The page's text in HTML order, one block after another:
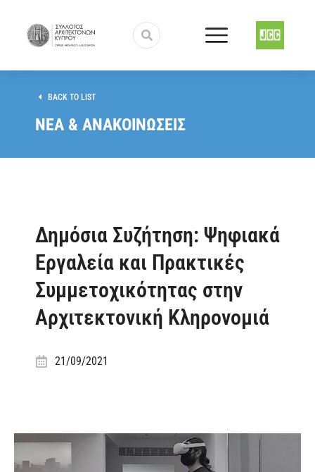
BACK TO LIST
ΝΕΑ & ΑΝΑΚΟΙΝΩΣΕΙΣ
Δημόσια Συζήτηση: Ψηφιακά
Εργαλεία και Πρακτικές
Συμμετοχικότητας στην
Αρχιτεκτονική Κληρονομιά
21/09/2021